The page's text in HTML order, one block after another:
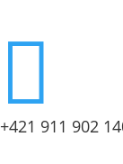

+421 911 902